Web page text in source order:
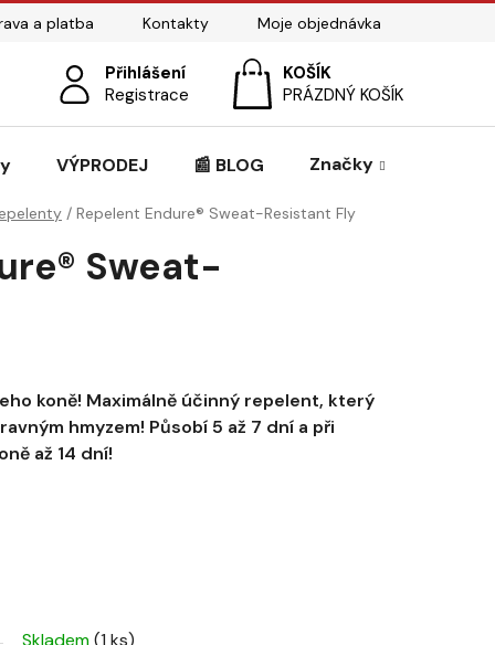
a platba Kontakty Moje objednávka
Přihlášení
Registrace
NÁKUPNÍ
KOŠÍK
PRÁZDNÝ KOŠÍK
VÝPRODEJ 📰 BLOG Značky
/ Repelent Endure® Sweat-Resistant Fly
Sweat-
koně! Maximálně účinný repelent, který
hmyzem! Působí 5 až 7 dní a při
až 14 dní!
Skladem(1 ks)